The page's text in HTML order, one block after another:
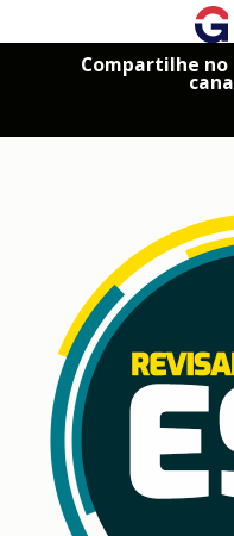
Compartilhe no